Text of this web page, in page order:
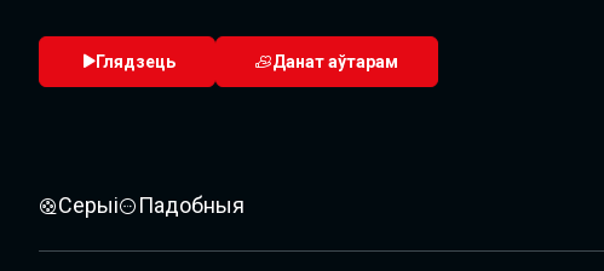
Глядзець Данат аўтарам
Серыі Падобныя